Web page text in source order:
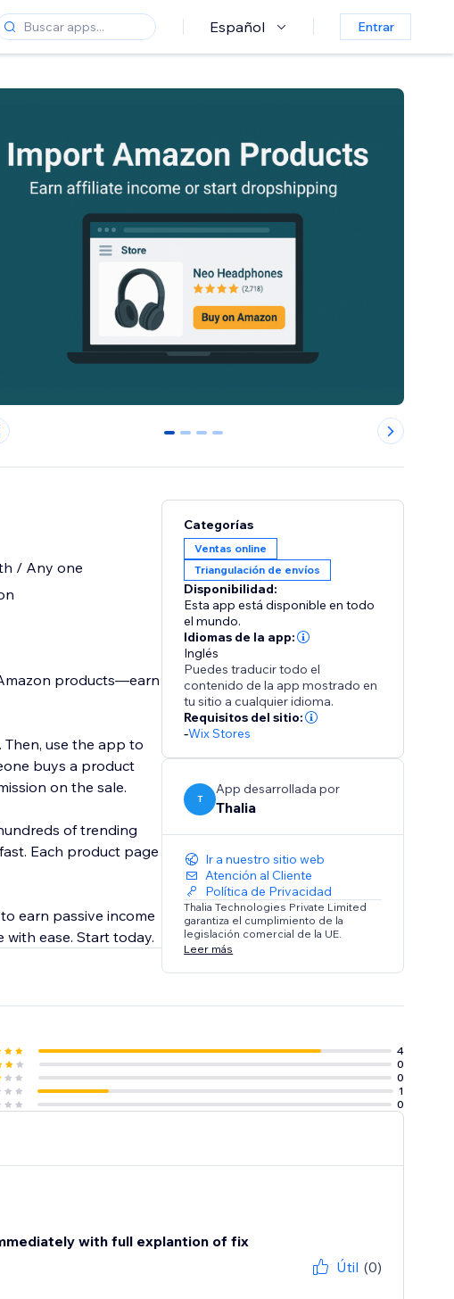
Español Entrar
0 1 2 3
/ Any one
products—earn
Then, use the app to
buys a product
on the sale.
of trending
Each product page
earn passive income
ease. Start today.
Categorías
Ventas online
Triangulación de envíos
Disponibilidad:
Esta app está disponible en todo
el mundo.
Idiomas de la app:
Inglés
Puedes traducir todo el
contenido de la app mostrado en
tu sitio a cualquier idioma.
Requisitos del sitio:
-Wix Stores
T
App desarrollada por
Thalia
Ir a nuestro sitio web
Atención al Cliente
Política de Privacidad
Thalia Technologies Private Limited
garantiza el cumplimiento de la
legislación comercial de la UE.
Leer más
4
0
0
1
0
with full explantion of fix
Útil (0)